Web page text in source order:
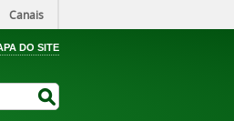
Canais
DO SITE